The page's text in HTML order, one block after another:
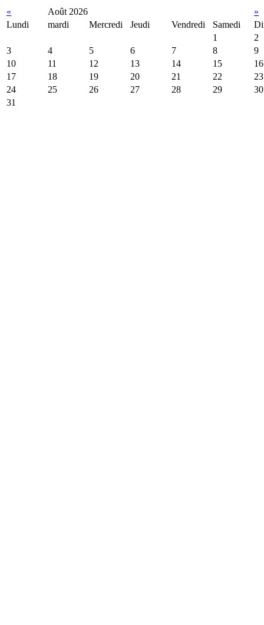
« Août 2026
»
Lundi
mardi Mercredi Jeudi Vendredi Samedi
1
2
3
4 5 6 7 8
9
10
11 12 13 14 15
16
17
18 19 20 21 22
23
24
25 26 27 28 29
30
31